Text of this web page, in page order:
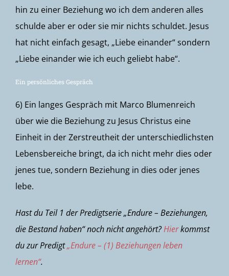
hin zu einer Beziehung wo ich dem anderen alles
schulde aber er oder sie mir nichts schuldet. Jesus
hat nicht einfach gesagt, „Liebe einander“ sondern
„Liebe einander wie ich euch geliebt habe“.
Ein persönliches Gespräch
6) Ein langes Gespräch mit Marco Blumenreich
über wie die Beziehung zu Jesus Christus eine
Einheit in der Zerstreutheit der unterschiedlichsten
Lebensbereiche bringt, da ich nicht mehr dies oder
jenes tue, sondern Beziehung in dies oder jenes
lebe.
Hast du Teil 1 der Predigtserie „Endure – Beziehungen,
die Bestand haben“ noch nicht angehört?Hierkommst
du zur Predigt„Endure – (1) Beziehungen leben
lernen“.